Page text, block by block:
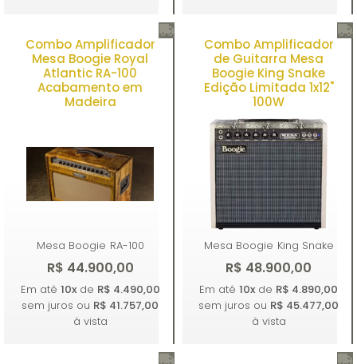
Comprar Comprar
Combo Amplificador
Mesa Boogie Royal
Atlantic RA-100
Acabamento em
Madeira
Mesa Boogie RA-100
R$ 44.900,00
Em até 10xde R$ 4.490,00
sem juros ou R$ 41.757,00
à vista
Combo Amplificador
de Guitarra Mesa
Boogie King Snake
Edição Limitada 1x12"
100W
Mesa Boogie King Snake
R$ 48.900,00
Em até 10x de R$ 4.890,00
sem juros ou R$ 45.477,00
à vista